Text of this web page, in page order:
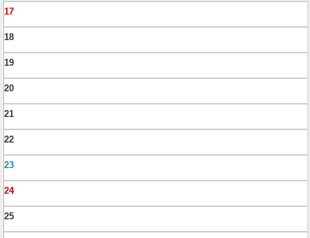
17
18
19
20
21
22
23
24
25